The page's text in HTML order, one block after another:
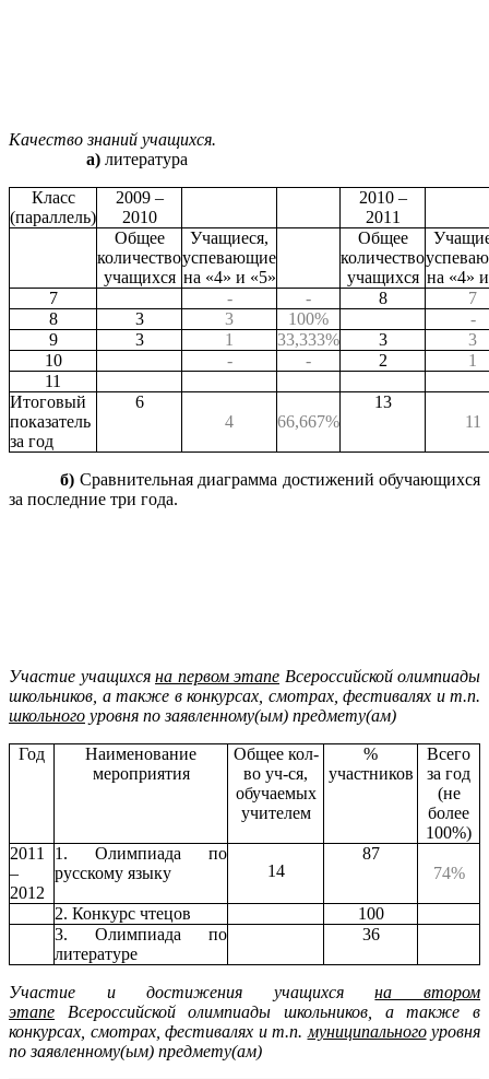
Качество знаний учащихся.
а)литература
Класс
(параллель)
2009 –
2010
2010 –
2011
Общее
количество
учащихся
Учащиеся,
успевающие
на «4» и «5»
Общее
количество
учащихся на «4»
7
- - 8
7
8
3 3 100%
-
9
3 1 33,333% 3
3
10
- - 2
1
11
Итоговый
показатель
за год
6
4
66,667%
13
11
б) Сравнительная диаграмма достижений обучающихся
за последние три года.
Участие учащихся на первом этапе Всероссийской олимпиады
школьников, а также в конкурсах, смотрах, фестивалях и т.п.
школьного уровня по заявленному(ым) предмету(ам)
Год
Наименование
мероприятия
Общее кол-
во уч-ся,
обучаемых
учителем
%
участников
Всего
за год
(не
более
100%)
2011
–
2012
1. Олимпиада по
русскому языку
14
87
74%
2. Конкурс чтецов
100
3. Олимпиада по
литературе
36
Участие и достижения учащихсяна втором
этапе Всероссийской олимпиады школьников, а также в
конкурсах, смотрах, фестивалях и т.п. муниципальногоуровня
по заявленному(ым) предмету(ам)